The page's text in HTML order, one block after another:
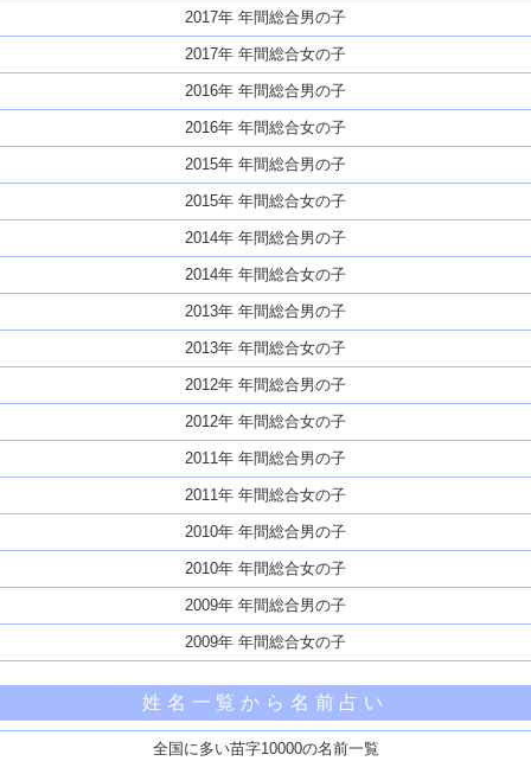
2017年 年間総合男の子
2017年 年間総合女の子
2016年 年間総合男の子
2016年 年間総合女の子
2015年 年間総合男の子
2015年 年間総合女の子
2014年 年間総合男の子
2014年 年間総合女の子
2013年 年間総合男の子
2013年 年間総合女の子
2012年 年間総合男の子
2012年 年間総合女の子
2011年 年間総合男の子
2011年 年間総合女の子
2010年 年間総合男の子
2010年 年間総合女の子
2009年 年間総合男の子
2009年 年間総合女の子
姓名一覧から名前占い
全国に多い苗字10000の名前一覧